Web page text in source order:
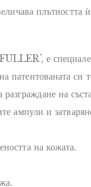
плътността
е специален
патентованата
на
ампули и
на кожата.